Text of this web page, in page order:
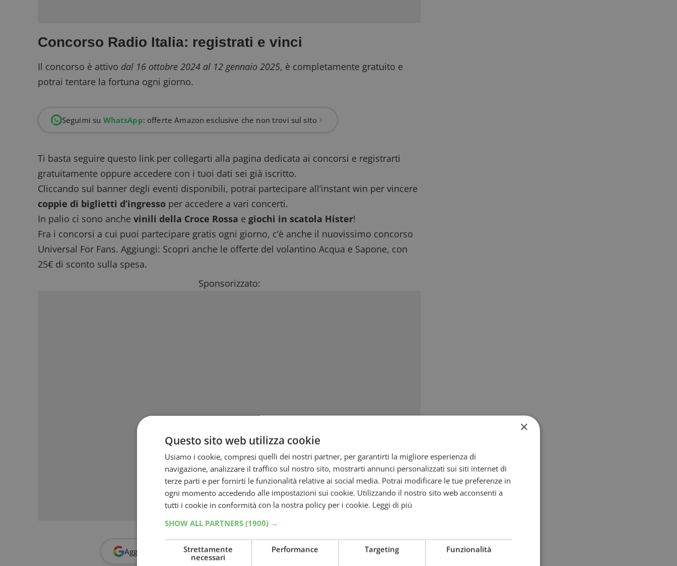
Concorso Radio Italia: registrati e vinci
Il concorso è attivo dal 16 ottobre 2024 al 12 gennaio 2025, è completamente gratuito e
potrai tentare la fortuna ogni giorno.
Seguimi su WhatsApp: offerte Amazon esclusive che non trovi sul sito
Ti basta seguire questo link per collegarti alla pagina dedicata ai concorsi e registrarti
gratuitamente oppure accedere con i tuoi dati sei già iscritto.
Cliccando sul banner degli eventi disponibili, potrai partecipare all’instant win per vincere
coppie di biglietti d’ingresso per accedere a vari concerti.
In palio ci sono anchevinili della Croce Rossa e giochi in scatola Hister!
Fra i concorsi a cui puoi partecipare gratis ogni giorno, c’è anche il nuovissimo concorso
Universal For Fans. Aggiungi: Scopri anche le offerte del volantino Acqua e Sapone, con
25€ di sconto sulla spesa.
Sponsorizzato:
Aggiungi Dimmi Cosa Cerchialle fonti preferite su Google
×
Questo sito web utilizza cookie
Usiamo i cookie, compresi quelli dei nostri partner, per garantirti la migliore esperienza di
navigazione, analizzare il traffico sul nostro sito, mostrarti annunci personalizzati sui siti internet di
terze parti e per fornirti le funzionalità relative ai social media. Potrai modificare le tue preferenze in
ogni momento accedendo alle impostazioni sui cookie. Utilizzando il nostro sito web acconsenti a
tutti i cookie in conformità con la nostra policy per i cookie. Leggi di più
SHOW ALL PARTNERS (1900) →
Strettamente
necessari
Performance Targeting Funzionalità